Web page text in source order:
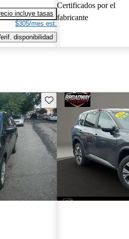
incluye tasas
$305/mes est.
disponibilidad
Certificados por el
fabricante
Guarda este Aviso